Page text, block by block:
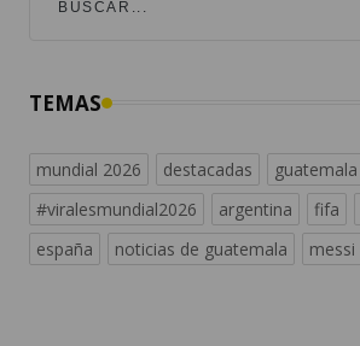
TEMAS
mundial 2026 destacadas guatemala
#viralesmundial2026
argentina fifa
españa
noticias de guatemala messi